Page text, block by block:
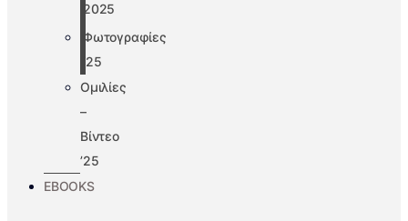
2025
Φωτογραφίες
’25
Ομιλίες
–
Βίντεο
’25
EBOOKS